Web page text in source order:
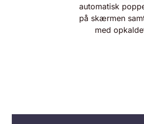
automatisk
på skærmen
med